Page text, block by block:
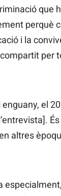
que
perquè
i la
per
el
altres